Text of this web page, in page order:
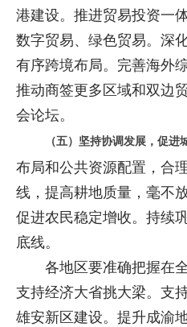
港建设。推进贸易投资一
数字贸易、绿色贸易。深
有序跨境布局。完善海外
推动商签更多区域和双边
会论坛。
（五）坚持协调发展，促进
布局和公共资源配置，合
线，提高耕地质量，毫不
促进农民稳定增收。持续
底线。
各地区要准确把握在全
支持经济大省挑大梁。支
雄安新区建设。提升成渝